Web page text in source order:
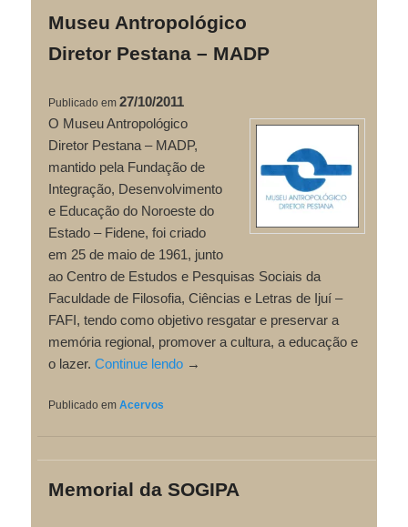
Museu Antropológico
Diretor Pestana – MADP
Publicado em27/10/2011
O Museu Antropológico
Diretor Pestana – MADP,
mantido pela Fundação de
Integração, Desenvolvimento
e Educação do Noroeste do
Estado – Fidene, foi criado
em 25 de maio de 1961, junto
ao Centro de Estudos e Pesquisas Sociais da
Faculdade de Filosofia, Ciências e Letras de Ijuí –
FAFI, tendo como objetivo resgatar e preservar a
memória regional, promover a cultura, a educação e
o lazer.Continue lendo →
Publicado em Acervos
Memorial da SOGIPA